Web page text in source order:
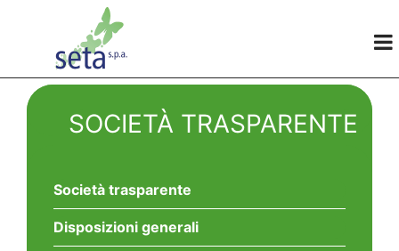
SOCIETÀ TRASPARENTE
Società trasparente
Disposizioni generali